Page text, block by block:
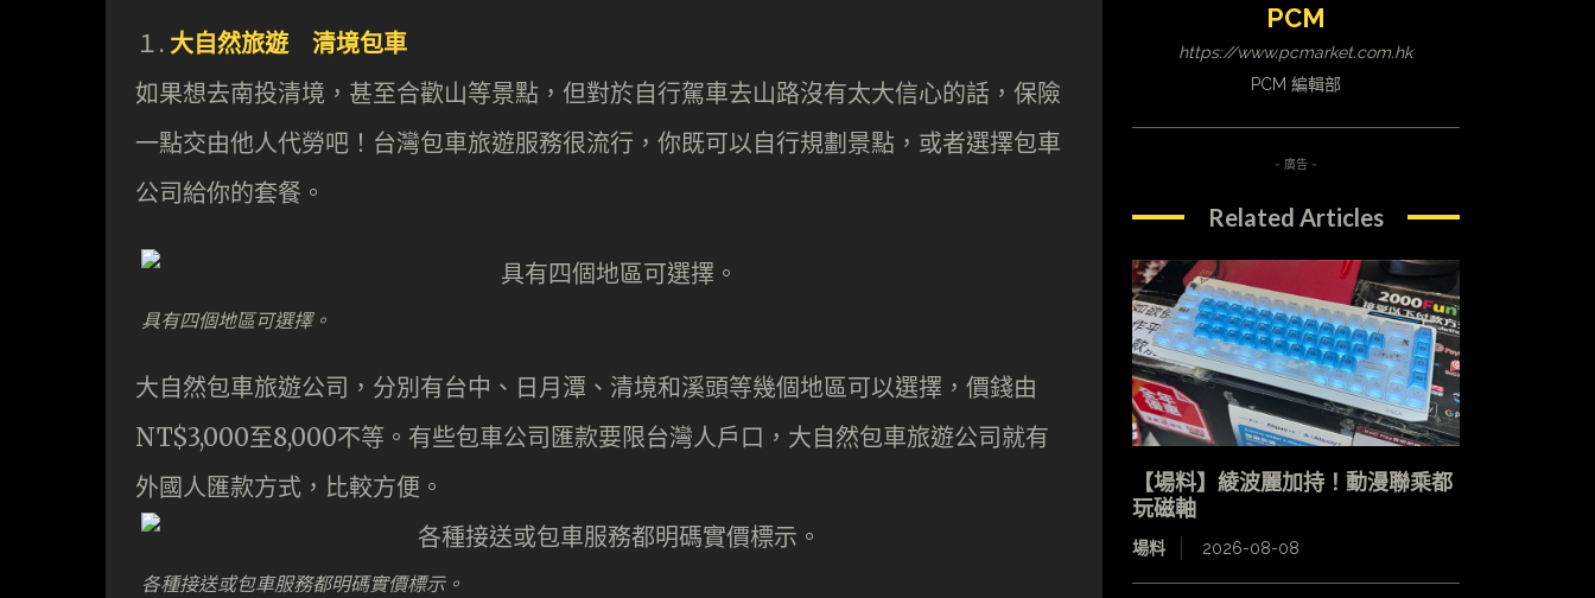
１. 大自然旅遊 清境包車
如果想去南投清境，甚至合歡山等景點，但對於自行駕車去山路沒有太大信心的話，保險
一點交由他人代勞吧！台灣包車旅遊服務很流行，你既可以自行規劃景點，或者選擇包車
公司給你的套餐。
具有四個地區可選擇。
大自然包車旅遊公司，分別有台中、日月潭、清境和溪頭等幾個地區可以選擇，價錢由
NT$3,000至8,000不等。有些包車公司匯款要限台灣人戶口，大自然包車旅遊公司就有
外國人匯款方式，比較方便。
各種接送或包車服務都明碼實價標示。
PCM
https://www.pcmarket.com.hk
PCM 編輯部
- 廣告 -
Related Articles
【場料】綾波麗加持！動漫聯乘都
玩磁軸
場料 2026-08-08